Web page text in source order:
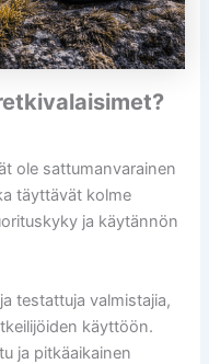
ole sattumanvarainen
täyttävät kolme
ja käytännön
testattuja valmistajia,
käyttöön.
ja pitkäaikainen